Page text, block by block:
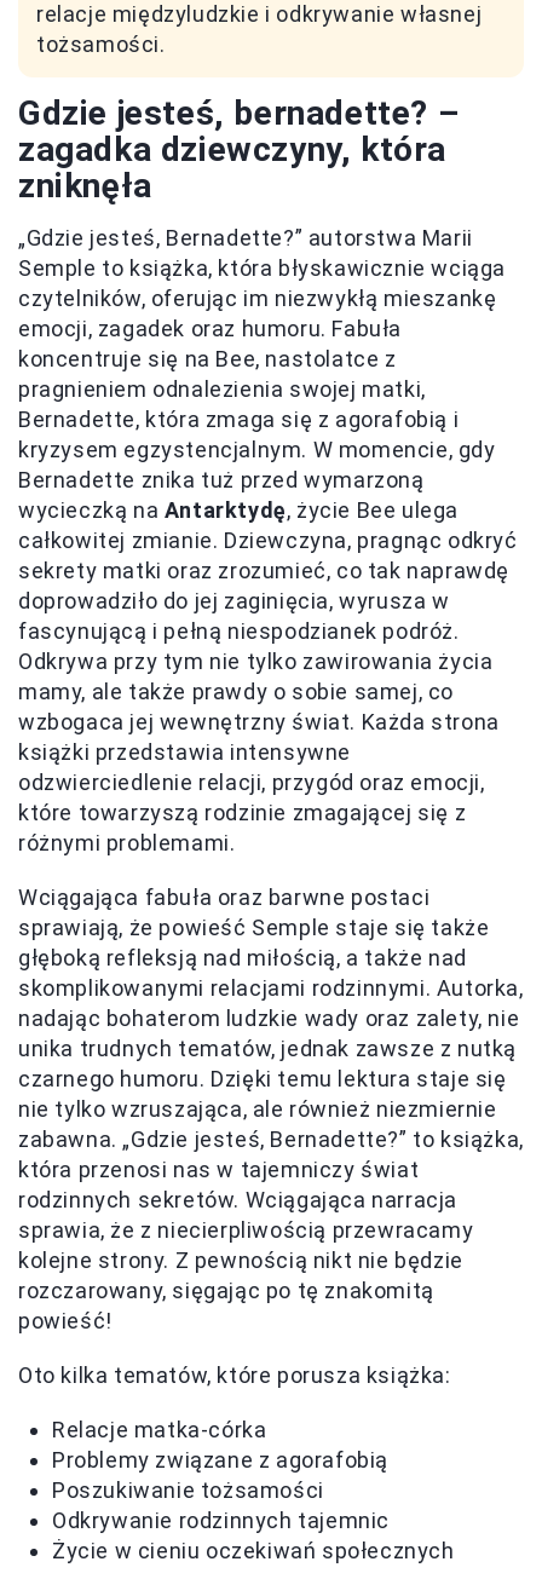
relacje międzyludzkie i odkrywanie własnej
tożsamości.
Gdzie jesteś, bernadette? –
zagadka dziewczyny, która
zniknęła
„Gdzie jesteś, Bernadette?” autorstwa Marii
Semple to książka, która błyskawicznie wciąga
czytelników, oferując im niezwykłą mieszankę
emocji, zagadek oraz humoru. Fabuła
koncentruje się na Bee, nastolatce z
pragnieniem odnalezienia swojej matki,
Bernadette, która zmaga się z agorafobią i
kryzysem egzystencjalnym. W momencie, gdy
Bernadette znika tuż przed wymarzoną
wycieczką na Antarktydę, życie Bee ulega
całkowitej zmianie. Dziewczyna, pragnąc odkryć
sekrety matki oraz zrozumieć, co tak naprawdę
doprowadziło do jej zaginięcia, wyrusza w
fascynującą i pełną niespodzianek podróż.
Odkrywa przy tym nie tylko zawirowania życia
mamy, ale także prawdy o sobie samej, co
wzbogaca jej wewnętrzny świat. Każda strona
książki przedstawia intensywne
odzwierciedlenie relacji, przygód oraz emocji,
które towarzyszą rodzinie zmagającej się z
różnymi problemami.
Wciągająca fabuła oraz barwne postaci
sprawiają, że powieść Semple staje się także
głęboką refleksją nad miłością, a także nad
skomplikowanymi relacjami rodzinnymi. Autorka,
nadając bohaterom ludzkie wady oraz zalety, nie
unika trudnych tematów, jednak zawsze z nutką
czarnego humoru. Dzięki temu lektura staje się
nie tylko wzruszająca, ale również niezmiernie
zabawna. „Gdzie jesteś, Bernadette?” to książka,
która przenosi nas w tajemniczy świat
rodzinnych sekretów. Wciągająca narracja
sprawia, że z niecierpliwością przewracamy
kolejne strony. Z pewnością nikt nie będzie
rozczarowany, sięgając po tę znakomitą
powieść!
Oto kilka tematów, które porusza książka:
Relacje matka-córka
Problemy związane z agorafobią
Poszukiwanie tożsamości
Odkrywanie rodzinnych tajemnic
Życie w cieniu oczekiwań społecznych